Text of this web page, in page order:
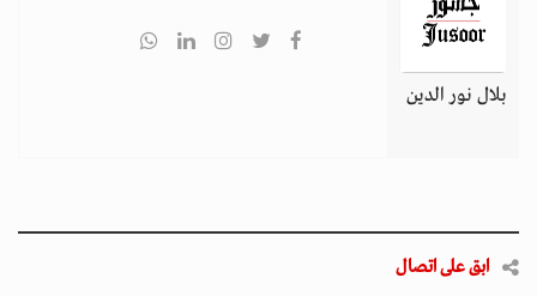
بلال نور الدين
ابق على اتصال